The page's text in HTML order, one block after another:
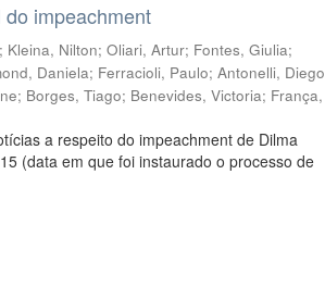
impeachment
; Kleina, Nilton;Oliari, Artur; Fontes, Giulia;
Daniela; Ferracioli, Paulo;Antonelli, Diego
; Borges, Tiago; Benevides, Victoria; França,
a respeito do impeachment de Dilma
(data em que foi instaurado o processo de